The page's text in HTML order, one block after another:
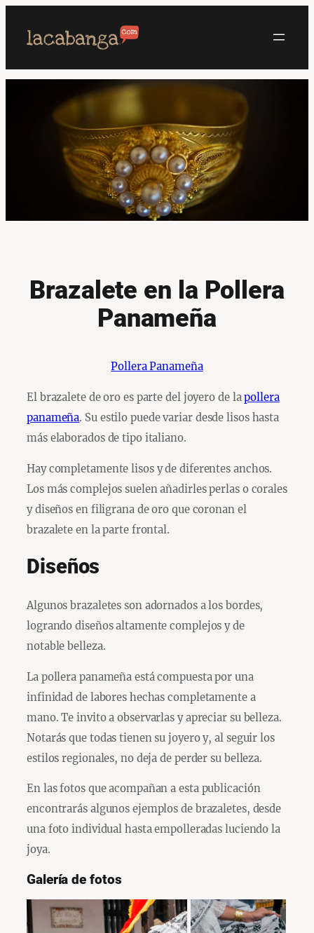
Brazalete en la Pollera
Panameña
Pollera Panameña
El brazalete de oro es parte del joyero de lapollera
panameña. Su estilo puede variar desde lisos hasta
más elaborados de tipo italiano.
Hay completamente lisos y de diferentes anchos.
Los más complejos suelen añadirles perlas o corales
y diseños en filigrana de oro que coronan el
brazalete en la parte frontal.
Diseños
Algunos brazaletes son adornados a los bordes,
logrando diseños altamente complejos y de
notable belleza.
La pollera panameña está compuesta por una
infinidad de labores hechas completamente a
mano. Te invito a observarlas y apreciar su belleza.
Notarás que todas tienen su joyero y, al seguir los
estilos regionales, no deja de perder su belleza.
En las fotos que acompañan a esta publicación
encontrarás algunos ejemplos de brazaletes, desde
una foto individual hasta empolleradas luciendo la
joya.
Galería de fotos